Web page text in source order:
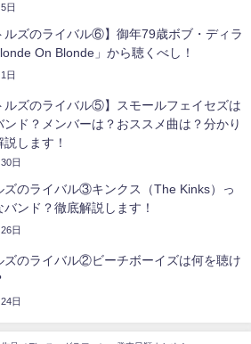
日
ルズのライバル⑥】御年79歳ボブ・ディラ
On Blonde」から聴くべし！
日
ルズのライバル⑤】スモールフェイセズは
ンド？メンバーは？おススメ曲は？分かり
します！
日
ズのライバル③キンクス（The Kinks）っ
バンド？徹底解説します！
日
ズのライバル②ビーチボーイズは何を聴け
日